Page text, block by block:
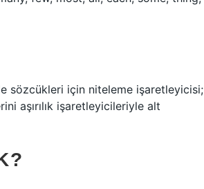
sözcükleri için niteleme işaretleyicisi;
aşırılık işaretleyicileriyle alt